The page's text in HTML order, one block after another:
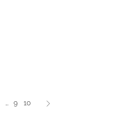
… 9 10